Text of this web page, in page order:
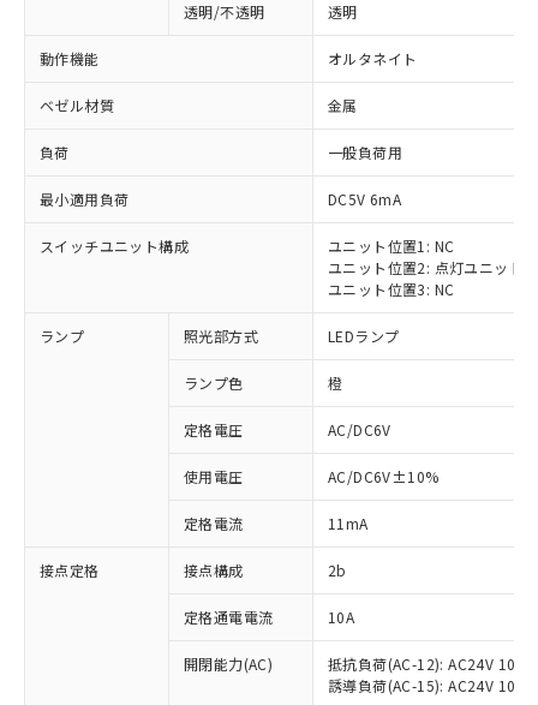
透明/不透明 透明
動作機能 オルタネイト
ベゼル材質 金属
負荷 一般負荷用
最小適用負荷 DC5V 6mA
スイッチユニット構成
ユニット位置1: NC
ユニット位置2: 点灯ユニット
ユニット位置3: NC
ランプ 照光部方式 LEDランプ
ランプ色 橙
定格電圧 AC/DC6V
使用電圧 AC/DC6V±10%
定格電流 11mA
接点定格 接点構成 2b
定格通電電流 10A
開閉能力(AC)
抵抗負荷(AC-12): AC24V 10A/
誘導負荷(AC-15): AC24V
ご利用条件
以下の条件をお読みいただき、同意のうえ
ご利用ください。
本サービスは、当社制御機器事業取扱
商品の当社在庫状況および標準価格
(税抜)を提供させていただくもので
当社制御機器事業取扱商品の中には、
対応済み：EU RoHS指令（10物質）の
非含有に対応した製品が提供可能な商品で
対応予定：EU RoHS指令（10物質）の非含
有に対応した製品に切り替える予定のある
対応予定なし：EU RoHS指令（10物質）の
非含有に非対応の商品で、対応品を出す予
調査・確認中：EU RoHS指令（10物質）の
非含有の対応状況を調査中または確認中の
非該当品：ライセンス料など無形物で、有
害物質有無と関係のない商品です。
仕入先様の事情により、非含有部品として
「○」：最大均質材料含有率が中国RoHSの
基準値以下であることを示します。
「×」：最大均質材料含有率が中国RoHSの